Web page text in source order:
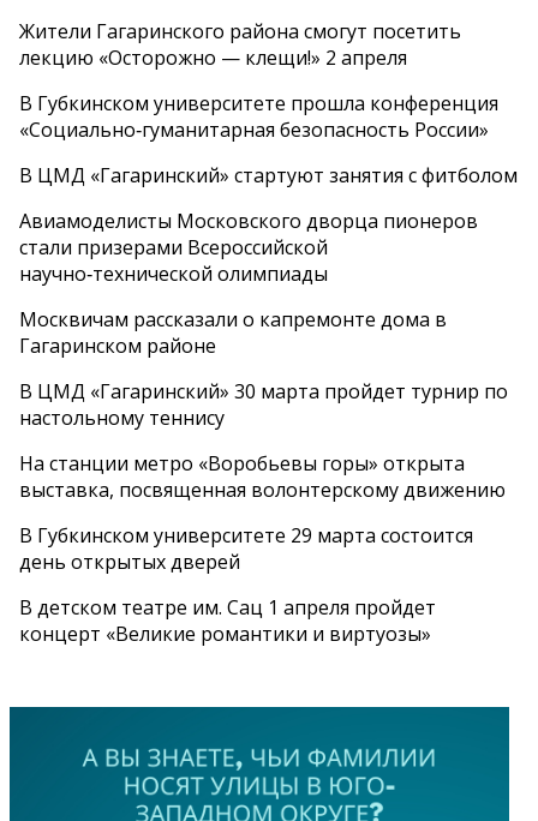
Жители Гагаринского района смогут посетить
лекцию «Осторожно — клещи!» 2 апреля
В Губкинском университете прошла конференция
«Социально‑гуманитарная безопасность России»
В ЦМД «Гагаринский» стартуют занятия с фитболом
Авиамоделисты Московского дворца пионеров
стали призерами Всероссийской
научно‑технической олимпиады
Москвичам рассказали о капремонте дома в
Гагаринском районе
В ЦМД «Гагаринский» 30 марта пройдет турнир по
настольному теннису
На станции метро «Воробьевы горы» открыта
выставка, посвященная волонтерскому движению
В Губкинском университете 29 марта состоится
день открытых дверей
В детском театре им. Сац 1 апреля пройдет
концерт «Великие романтики и виртуозы»